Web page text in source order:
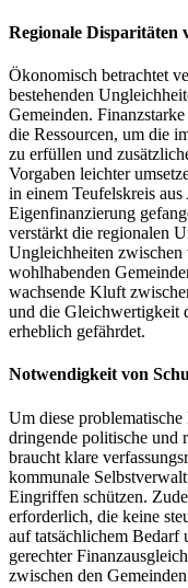
Regionale Disparitäten
Ökonomisch betrachtet
bestehenden
Gemeinden.
die Ressourcen, um die
zu erfüllen und
Vorgaben leichter
in einem Teufelskreis
Eigenfinanzierung
verstärkt die regionalen
Ungleichheiten
wohlhabenden
wachsende Kluft
und die Gleichwertigkeit
erheblich gefährdet.
Notwendigkeit von
Um diese
dringende politische und
braucht klare
kommunale
Eingriffen schützen.
erforderlich, die keine
auf tatsächlichem Bedarf
gerechter
zwischen den